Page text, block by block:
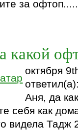
за офтоп.....
какой
октября
ответил(а):
Аня, да
себя как
видела Тадж